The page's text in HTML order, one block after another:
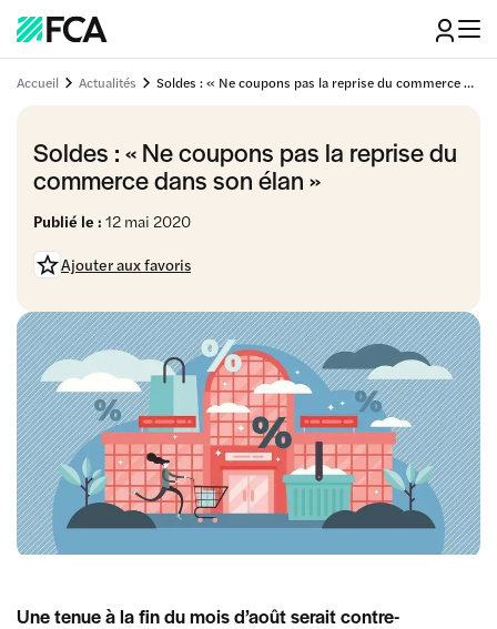
Accueil Actualités Soldes : « Ne coupons pas la reprise du commerce dans son élan »
Soldes : « Ne coupons pas la reprise du
commerce dans son élan »
Publié le : 12 mai 2020
Ajouter aux favoris
Une tenue à la fin du mois d’août serait contre-